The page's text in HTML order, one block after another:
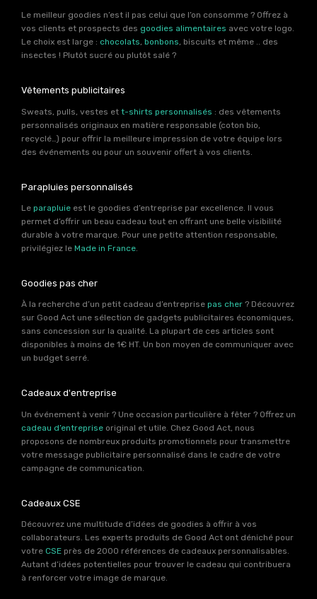
Le meilleur goodies n’est il pas celui que l’on consomme ? Offrez à
vos clients et prospects des goodies alimentaires avec votre logo.
Le choix est large : chocolats, bonbons, biscuits et même .. des
insectes ! Plutôt sucré ou plutôt salé ?
Vêtements publicitaires
Sweats, pulls, vestes et t-shirts personnalisés : des vêtements
personnalisés originaux en matière responsable (coton bio,
recyclé…) pour offrir la meilleure impression de votre équipe lors
des événements ou pour un souvenir offert à vos clients.
Parapluies personnalisés
Le parapluie est le goodies d’entreprise par excellence. Il vous
permet d’offrir un beau cadeau tout en offrant une belle visibilité
durable à votre marque. Pour une petite attention responsable,
privilégiez le Made in France.
Goodies pas cher
À la recherche d’un petit cadeau d’entreprise pas cher ? Découvrez
sur Good Act une sélection de gadgets publicitaires économiques,
sans concession sur la qualité. La plupart de ces articles sont
disponibles à moins de 1€ HT. Un bon moyen de communiquer avec
un budget serré.
Cadeaux d'entreprise
Un événement à venir ? Une occasion particulière à fêter ? Offrez un
cadeau d’entreprise original et utile. Chez Good Act, nous
proposons de nombreux produits promotionnels pour transmettre
votre message publicitaire personnalisé dans le cadre de votre
campagne de communication.
Cadeaux CSE
Découvrez une multitude d’idées de goodies à offrir à vos
collaborateurs. Les experts produits de Good Act ont déniché pour
votre CSE près de 2000 références de cadeaux personnalisables.
Autant d’idées potentielles pour trouver le cadeau qui contribuera
à renforcer votre image de marque.